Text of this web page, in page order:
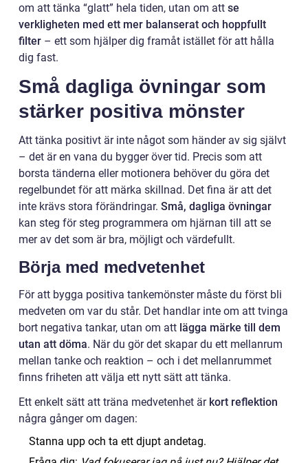
om att tänka “glatt” hela tiden, utan om att se
verkligheten med ett mer balanserat och hoppfullt
filter – ett som hjälper dig framåt istället för att hålla
dig fast.
Små dagliga övningar som
stärker positiva mönster
Att tänka positivt är inte något som händer av sig självt
– det är en vana du bygger över tid. Precis som att
borsta tänderna eller motionera behöver du göra det
regelbundet för att märka skillnad. Det fina är att det
inte krävs stora förändringar. Små, dagliga övningar
kan steg för steg programmera om hjärnan till att se
mer av det som är bra, möjligt och värdefullt.
Börja med medvetenhet
För att bygga positiva tankemönster måste du först bli
medveten om var du står. Det handlar inte om att tvinga
bort negativa tankar, utan om att lägga märke till dem
utan att döma. När du gör det skapar du ett mellanrum
mellan tanke och reaktion – och i det mellanrummet
finns friheten att välja ett nytt sätt att tänka.
Ett enkelt sätt att träna medvetenhet är kort reflektion
några gånger om dagen:
Stanna upp och ta ett djupt andetag.